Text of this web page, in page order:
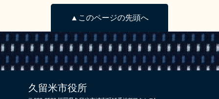
▲このページの先頭へ
久留米市役所